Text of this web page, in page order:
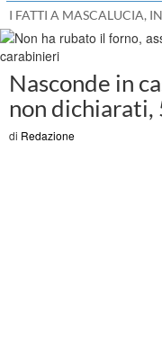
I FATTI A MASCALUCIA,
Nasconde in
non dichiarati,
di Redazione